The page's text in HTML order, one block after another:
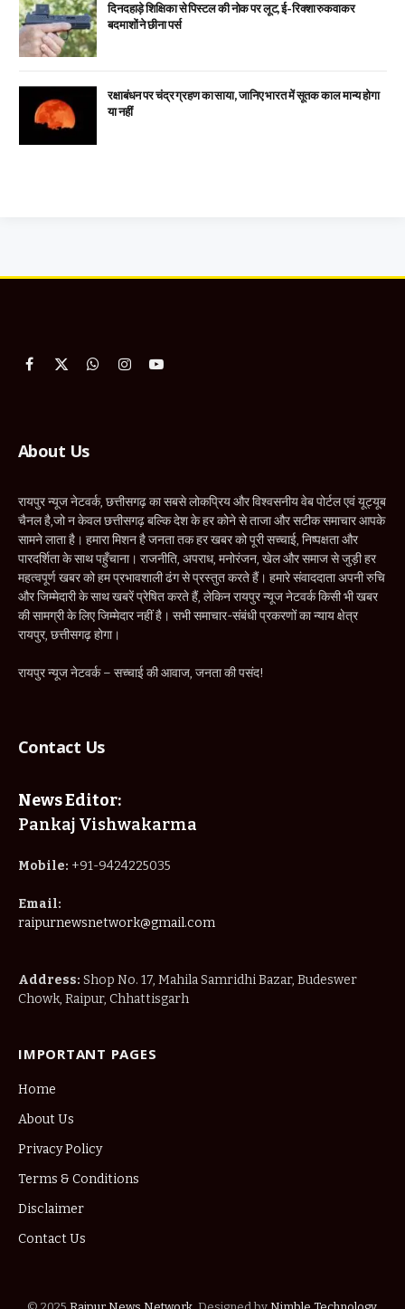
दिनदहाड़े शिक्षिका से पिस्टल की नोक पर लूट, ई-रिक्शा रुकवाकर
बदमाशों ने छीना पर्स
रक्षाबंधन पर चंद्र ग्रहण का साया, जानिए भारत में सूतक काल मान्य होगा
या नहीं
Facebook
X
WhatsApp
InstagramYouTube
About Us
रायपुर न्यूज नेटवर्क, छत्तीसगढ़ का सबसे लोकप्रिय और विश्वसनीय वेब पोर्टल एवं यूट्यूब
चैनल है,जो न केवल छत्तीसगढ़ बल्कि देश के हर कोने से ताजा और सटीक समाचार आपके
सामने लाता है। हमारा मिशन है जनता तक हर खबर को पूरी सच्चाई, निष्पक्षता और
पारदर्शिता के साथ पहुँचाना। राजनीति, अपराध, मनोरंजन, खेल और समाज से जुड़ी हर
महत्वपूर्ण खबर को हम प्रभावशाली ढंग से प्रस्तुत करते हैं। हमारे संवाददाता अपनी रुचि
और जिम्मेदारी के साथ खबरें प्रेषित करते हैं, लेकिन रायपुर न्यूज नेटवर्क किसी भी खबर
की सामग्री के लिए जिम्मेदार नहीं है। सभी समाचार-संबंधी प्रकरणों का न्याय क्षेत्र
रायपुर, छत्तीसगढ़ होगा।
रायपुर न्यूज नेटवर्क – सच्चाई की आवाज, जनता की पसंद!
Contact Us
News Editor:
Pankaj Vishwakarma
Mobile: +91-9424225035
Email:
raipurnewsnetwork@gmail.com
Address: Shop No. 17, Mahila Samridhi Bazar, Budeswer
Chowk, Raipur, Chhattisgarh
IMPORTANT PAGES
Home
About Us
Privacy Policy
Terms & Conditions
Disclaimer
Contact Us